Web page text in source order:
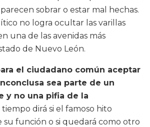
sobrar o estar mal hechas.
no logra ocultar las varillas
una de las avenidas más
de Nuevo León.
el ciudadano común aceptar
sea parte de un
y no una pifia de la
tiempo dirá si el famoso hito
función o si quedará como otro